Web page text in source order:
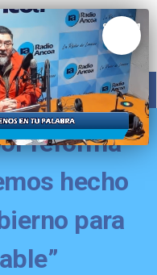
DEPORTES
reforma
hecho
para